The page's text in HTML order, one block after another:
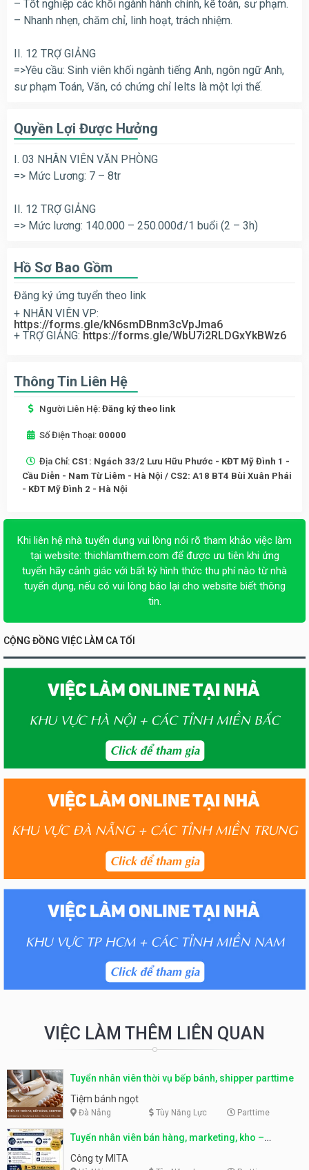
– Tốt nghiệp các khối ngành hành chính, kế toán, sư phạm.
– Nhanh nhẹn, chăm chỉ, linh hoạt, trách nhiệm.
II. 12 TRỢ GIẢNG
=>Yêu cầu: Sinh viên khối ngành tiếng Anh, ngôn ngữ Anh,
sư phạm Toán, Văn, có chứng chỉ Ielts là một lợi thế.
Quyền Lợi Được Hưởng
I. 03 NHÂN VIÊN VĂN PHÒNG
=> Mức Lương: 7 – 8tr
II. 12 TRỢ GIẢNG
=> Mức lương: 140.000 – 250.000đ/1 buổi (2 – 3h)
Hồ Sơ Bao Gồm
Đăng ký ứng tuyển theo link
+ NHÂN VIÊN VP:
https://forms.gle/kN6smDBnm3cVpJma6
+ TRỢ GIẢNG: https://forms.gle/WbU7i2RLDGxYkBWz6
Thông Tin Liên Hệ
Người Liên Hệ: Đăng ký theo link
Số Điện Thoại: 00000
Địa Chỉ: CS1: Ngách 33/2 Lưu Hữu Phước - KĐT Mỹ Đình 1 -
Cầu Diễn - Nam Từ Liêm - Hà Nội / CS2: A18 BT4 Bùi Xuân Phái
- KĐT Mỹ Đình 2 - Hà Nội
Khi liên hệ nhà tuyển dụng vui lòng nói rõ tham khảo việc làm
tại website: thichlamthem.com để được ưu tiên khi ứng
tuyển hãy cảnh giác với bất kỳ hình thức thu phí nào từ nhà
tuyển dụng, nếu có vui lòng báo lại cho website biết thông
tin.
CỘNG ĐỒNG VIỆC LÀM CA TỐI
VIỆC LÀM THÊM LIÊN QUAN
Tuyển nhân viên thời vụ bếp bánh, shipper parttime
Tiệm bánh ngọt
Đà Nẵng Tùy Năng Lực Parttime
Tuyển nhân viên bán hàng, marketing, kho –
parttime, fulltime
Công ty MITA